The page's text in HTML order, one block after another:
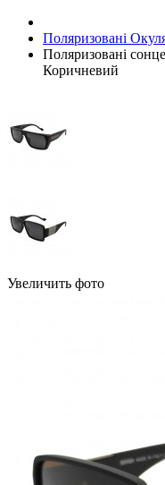
Поляризовані
Поляризовані
Коричневий
Увеличить фото